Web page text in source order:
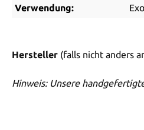
Verwendung:
Hersteller (falls nicht anders
Hinweis: Unsere